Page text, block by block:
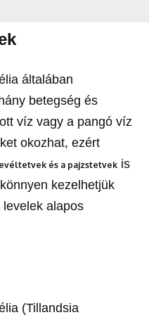
általában
betegség és
víz vagy a pangó víz
okozhat, ezért
és a pajzstetvek is
kezelhetjük
alapos
(Tillandsia